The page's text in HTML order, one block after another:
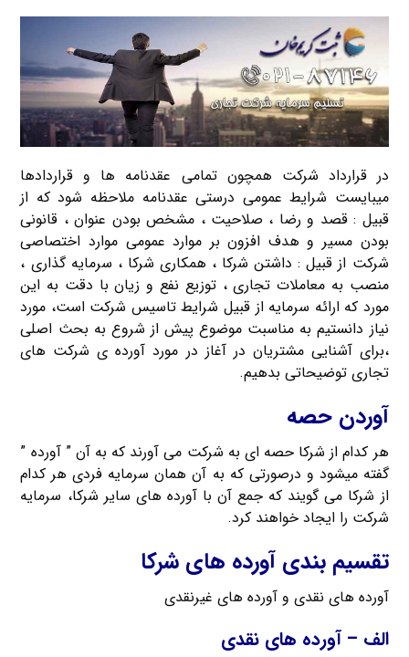
در قرارداد شرکت همچون تمامی عقدنامه ها و قراردادها
میبایست شرایط عمومی درستی عقدنامه ملاحظه شود که از
قبیل : قصد و رضا ، صلاحیت ، مشخص بودن عنوان ، قانونی
بودن مسیر و هدف افزون بر موارد عمومی موارد اختصاصی
شرکت از قبیل : داشتن شرکا ، همکاری شرکا ، سرمایه گذاری ،
منصب به معاملات تجاری ، توزیع نفع و زیان با دقت به این
مورد که ارائه سرمایه از قبیل شرایط تاسیس شرکت است، مورد
نیاز دانستیم به مناسبت موضوع پیش از شروع به بحث اصلی
،برای آشنایی مشتریان در آغاز در مورد آورده ی شرکت های
تجاری توضیحاتی بدهیم.
آوردن حصه
هر کدام از شرکا حصه ای به شرکت می آورند که به آن ” آورده ”
گفته میشود و درصورتی که به آن همان سرمایه فردی هر کدام
از شرکا می گویند که جمع آن با آورده های سایر شرکا، سرمایه
شرکت را ایجاد خواهند کرد.
تقسیم بندی آورده های شرکا
آورده های نقدی و آورده های غیرنقدی
الف – آورده های نقدی